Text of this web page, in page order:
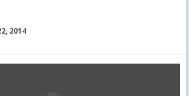
2014